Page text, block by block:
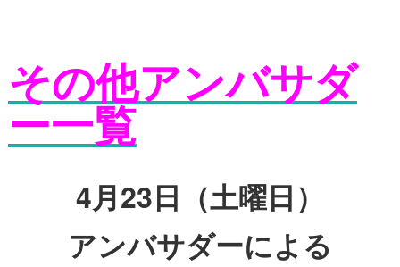
その他アンバサダ
ー一覧
4月23日（土曜日）
アンバサダーによる